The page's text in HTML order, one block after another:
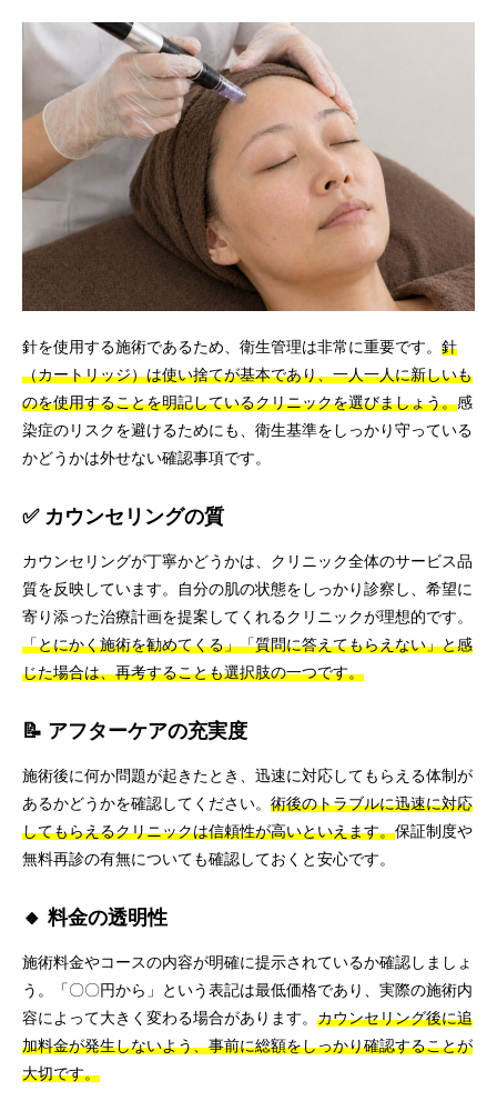
針を使用する施術であるため、衛生管理は非常に重要です。 針
（カートリッジ）は使い捨てが基本であり、一人一人に新しいも
のを使用することを明記しているクリニックを選びましょう。感
染症のリスクを避けるためにも、衛生基準をしっかり守っている
かどうかは外せない確認事項です。
✅ カウンセリングの質
カウンセリングが丁寧かどうかは、クリニック全体のサービス品
質を反映しています。自分の肌の状態をしっかり診察し、希望に
寄り添った治療計画を提案してくれるクリニックが理想的です。
「とにかく施術を勧めてくる」「質問に答えてもらえない」と感
じた場合は、再考することも選択肢の一つです。
📝 アフターケアの充実度
施術後に何か問題が起きたとき、迅速に対応してもらえる体制が
あるかどうかを確認してください。 術後のトラブルに迅速に対応
してもらえるクリニックは信頼性が高いといえます。保証制度や
無料再診の有無についても確認しておくと安心です。
🔸 料金の透明性
施術料金やコースの内容が明確に提示されているか確認しましょ
う。「〇〇円から」という表記は最低価格であり、実際の施術内
容によって大きく変わる場合があります。 カウンセリング後に追
加料金が発生しないよう、事前に総額をしっかり確認することが
大切です。